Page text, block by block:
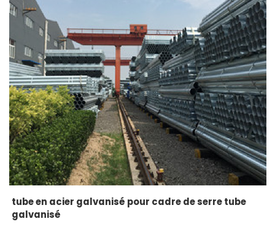
tube en acier galvanisé pour cadre de serre tube
galvanisé